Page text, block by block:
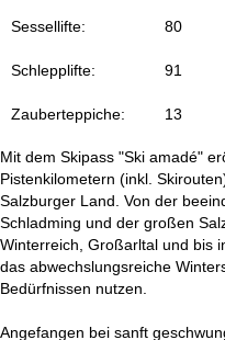
Sessellifte: 80
Schlepplifte: 91
Zauberteppiche: 13
Mit dem Skipass "Ski amadé"
Pistenkilometern (inkl.
Salzburger Land. Von der
Schladming und der großen
Winterreich, Großarltal und bis
das abwechslungsreiche
Bedürfnissen nutzen.
Angefangen bei sanft